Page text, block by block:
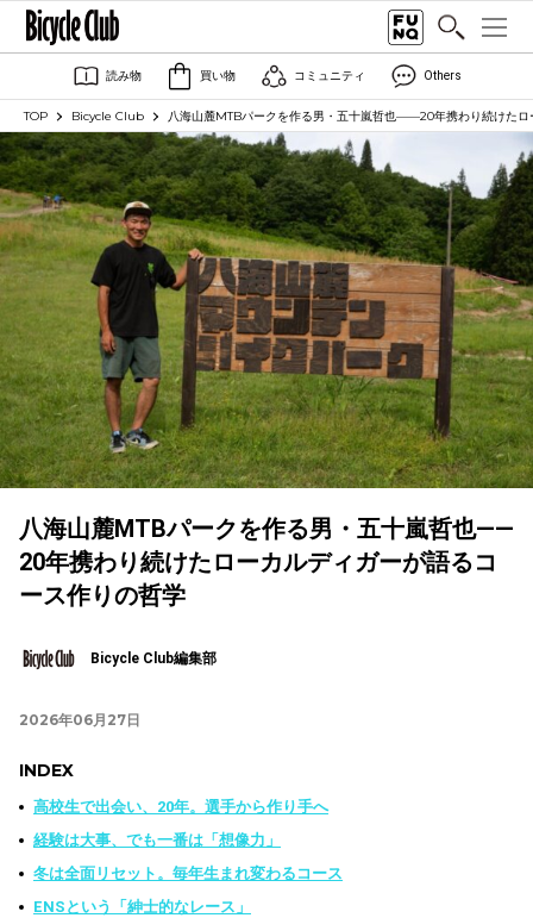
読み物 買い物 コミュニティ Others
TOP Bicycle Club 八海山麓MTBパークを作る男・五十嵐哲也——20年携わり続けたロ
八海山麓MTBパークを作る男・五十嵐哲也——
20年携わり続けたローカルディガーが語るコ
ース作りの哲学
Bicycle Club編集部
2026年06月27日
INDEX
高校生で出会い、20年。選手から作り手へ
経験は大事、でも一番は「想像力」
冬は全面リセット。毎年生まれ変わるコース
ENSという「紳士的なレース」